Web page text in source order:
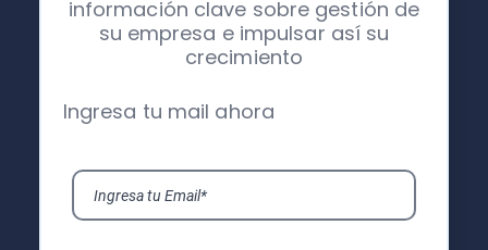
información clave sobre gestión de
su empresa e impulsar así su
crecimiento
Ingresa tu mail ahora